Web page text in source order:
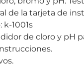
de la tarjeta de
k-1001s
de cloro y pH